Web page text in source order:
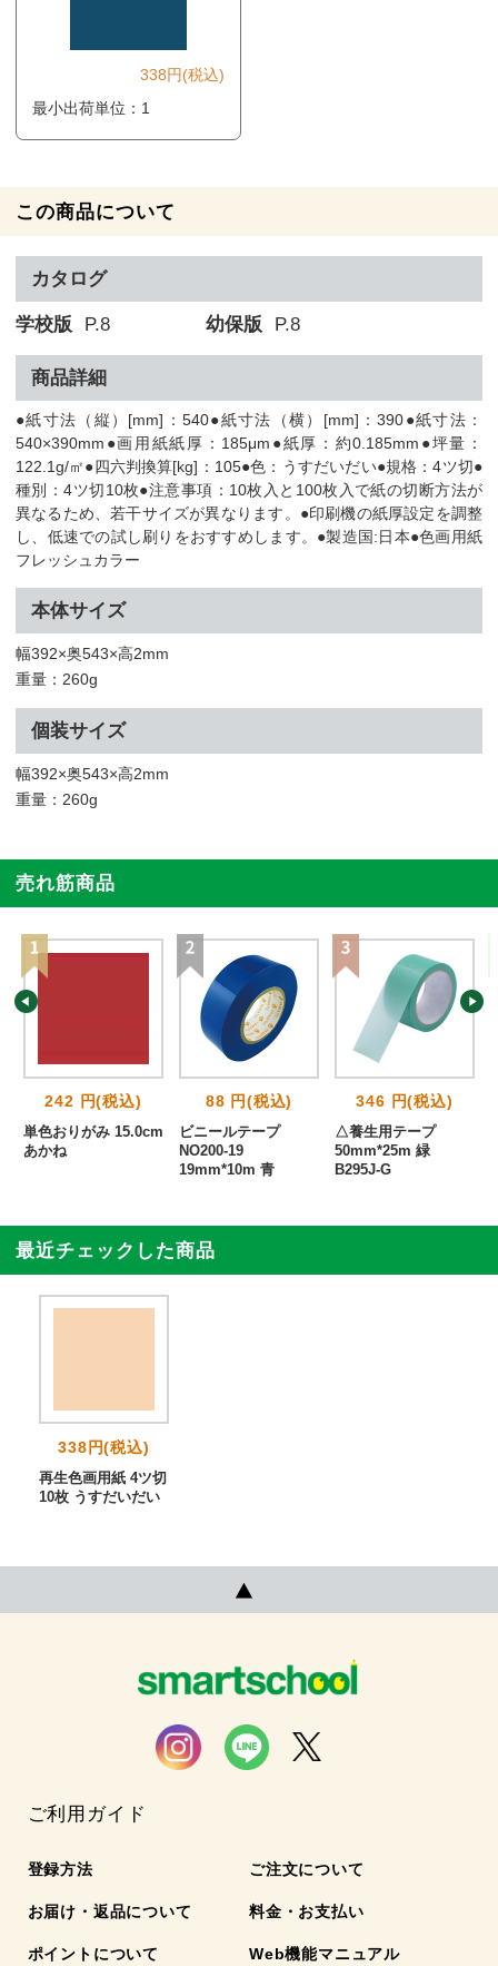
338円(税込)
最小出荷単位：1
この商品について
カタログ
学校版 P.8 幼保版 P.8
商品詳細
●紙寸法（縦）[mm]：540●紙寸法（横）[mm]：390●紙寸法：
540×390mm●画用紙紙厚：185μm●紙厚：約0.185mm●坪量：
122.1g/㎡●四六判換算[kg]：105●色：うすだいだい●規格：4ツ切●
種別：4ツ切10枚●注意事項：10枚入と100枚入で紙の切断方法が
異なるため、若干サイズが異なります。●印刷機の紙厚設定を調整
し、低速での試し刷りをおすすめします。●製造国:日本●色画用紙
フレッシュカラー
本体サイズ
幅392×奥543×高2mm
重量：260g
個装サイズ
幅392×奥543×高2mm
重量：260g
売れ筋商品
242 円(税込)
単色おりがみ 15.0cm
あかね
88 円(税込)
ビニールテープ
NO200-19
19mm*10m 青
346 円(税込)
△養生用テープ
50mm*25m 緑
B295J-G
最近チェックした商品
338円(税込)
再生色画用紙 4ツ切
10枚 うすだいだい
ご利用ガイド
登録方法 ご注文について
お届け・返品について 料金・お支払い
ポイントについて Web機能マニュアル